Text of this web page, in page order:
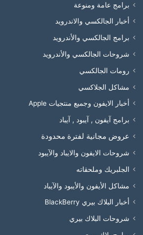
برامج عامة ومنوعة
أخبار الجالكسي والاندرويد
برامج الجالكسي والأندرويد
شروحات الجالكسي والأندرويد
رومات الجالكسي
مشاكل الجلاكسي
أخبار الايفون وجميع منتجيات Apple
برامج آيفون , آيبود , آيباد
عروض مجانية لفترة محدودة
شروحات الايفون والايباد والآيبود
الجلبريك وملحقاته
مشاكل الأيفون والأيبود والآيباد
أخبار البلاك بيري BlackBerry
شروحات البلاك بيري